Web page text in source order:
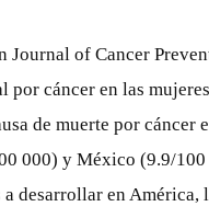
Journal of Cancer
por cáncer en las
de muerte por
000) y México (9.9/100
desarrollar en